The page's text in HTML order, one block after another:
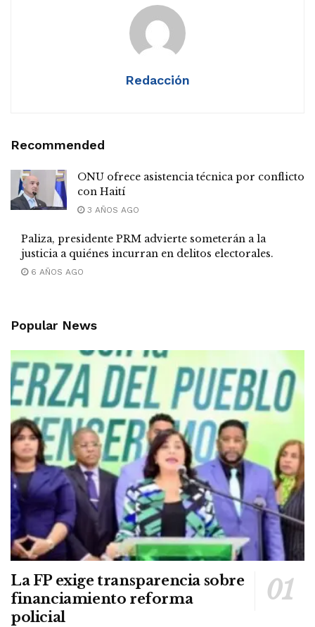
Redacción
Recommended
ONU ofrece asistencia técnica por conflicto
con Haití
3 AÑOS AGO
Paliza, presidente PRM advierte someterán a la
justicia a quiénes incurran en delitos electorales.
6 AÑOS AGO
Popular News
La FP exige transparencia sobre
financiamiento reforma
policial